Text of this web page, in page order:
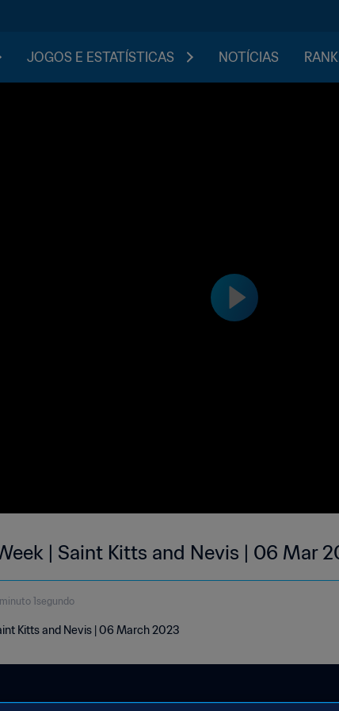
JOGOS E ESTATÍSTICAS NOTÍCIAS
| Saint Kitts and Nevis | 06 Mar
1segundo
Kitts and Nevis | 06 March 2023